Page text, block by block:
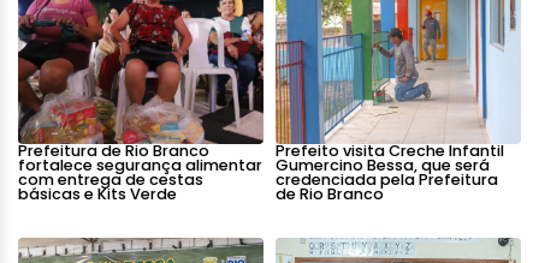
Prefeitura de Rio Branco
fortalece segurança alimentar
com entrega de cestas
básicas e Kits Verde
Prefeito visita Creche Infantil
Gumercino Bessa, que será
credenciada pela Prefeitura
de Rio Branco